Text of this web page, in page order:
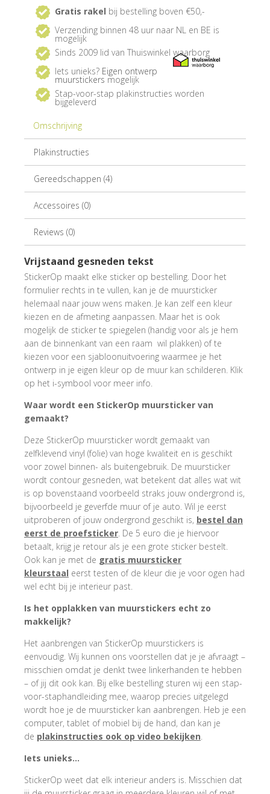
Gratis rakel bij bestelling boven €50,-
Verzending binnen 48 uur naar NL en BE is
mogelijk
Sinds 2009 lid van Thuiswinkel waarborg
Iets unieks? Eigen ontwerp
muurstickers mogelijk
Stap-voor-stap plakinstructies worden
bijgeleverd
Omschrijving
Plakinstructies
Gereedschappen (4)
Accessoires (0)
Reviews (0)
Vrijstaand gesneden tekst
StickerOp maakt elke sticker op bestelling. Door het
formulier rechts in te vullen, kan je de muursticker
helemaal naar jouw wens maken. Je kan zelf een kleur
kiezen en de afmeting aanpassen. Maar het is ook
mogelijk de sticker te spiegelen (handig voor als je hem
aan de binnenkant van een raam wil plakken) of te
kiezen voor een sjabloonuitvoering waarmee je het
ontwerp in je eigen kleur op de muur kan schilderen. Klik
op het i-symbool voor meer info.
Waar wordt een StickerOp muursticker van
gemaakt?
Deze StickerOp muursticker wordt gemaakt van
zelfklevend vinyl (folie) van hoge kwaliteit en is geschikt
voor zowel binnen- als buitengebruik. De muursticker
wordt contour gesneden, wat betekent dat alles wat wit
is op bovenstaand voorbeeld straks jouw ondergrond is,
bijvoorbeeld je geverfde muur of je auto. Wil je eerst
uitproberen of jouw ondergrond geschikt is, bestel dan
eerst de proefsticker. De 5 euro die je hiervoor
betaalt, krijg je retour als je een grote sticker bestelt.
Ook kan je met de gratis muursticker
kleurstaal eerst testen of de kleur die je voor ogen had
wel echt bij je interieur past.
Is het opplakken van muurstickers echt zo
makkelijk?
Het aanbrengen van StickerOp muurstickers is
eenvoudig. Wij kunnen ons voorstellen dat je je afvraagt –
misschien omdat je denkt twee linkerhanden te hebben
– of jij dit ook kan. Bij elke bestelling sturen wij een stap-
voor-staphandleiding mee, waarop precies uitgelegd
wordt hoe je de muursticker kan aanbrengen. Heb je een
computer, tablet of mobiel bij de hand, dan kan je
de plakinstructies ook op video bekijken.
Iets unieks…
StickerOp weet dat elk interieur anders is. Misschien dat